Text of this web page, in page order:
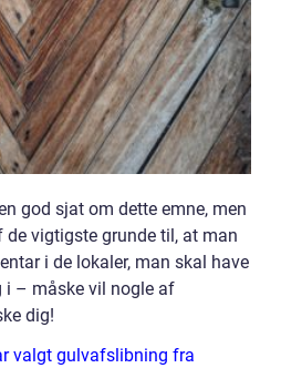
god sjat om dette emne, men
vigtigste grunde til, at man
i de lokaler, man skal have
– måske vil nogle af
dig!
valgt gulvafslibning fra